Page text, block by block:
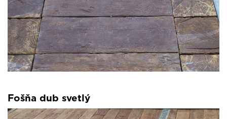
Fošňa dub svetlý